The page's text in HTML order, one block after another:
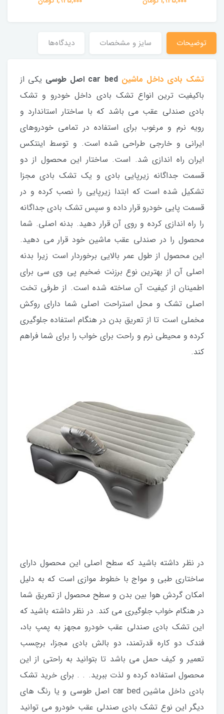
توضیحات سایز و مشخصات دیدگاه‌ها
تشک بادی داخل ماشین car bed اصل طوسی
یکی از
باکیفیت ترین انواع تشک بادی داخل خودرو و تشک
بادی صندلی عقب می باشد که با ساختار استاندارد و
رویه نرم و مرغوب برای استفاده در تمامی خودروهای
ایرانی و خارجی طراحی شده است. و توسط اینتکس
ایران راه اندازی شد. است. ساختار این محصول از دو
قسمت جداگانه زیرپایی بادی و یک تشک بادی مجزا
تشکیل شده است که ابتدا زیرپایی را نصب کرده و در
قسمت پایی خودرو قرار داده و سپس تشک بادی جداگانه
را راه اندازی کرده و روی آن قرار دهید. بدنه اصلی. شما
محصول را در صندلی عقب ماشین خود قرار می دهید.
این محصول از طول عمر بالایی برخوردار است زیرا بدنه
اصلی آن از بهترین نوع برزنت ضخیم پی وی سی برای
اطمینان از کیفیت آن ساخته شده است. از طرفی تخت
اصلی تشک و محل استراحت اصلی شما دارای روکش
مخملی است تا از تعریق بدن در هنگام استفاده جلوگیری
کرده و محیطی نرم و راحت برای خواب را برای شما فراهم
کند.
در نظر داشته باشید که سطح اصلی این محصول دارای
ساختاری طبی و مواج با خطوط موازی است که به دلیل
امکان گردش هوا بین بدن و سطح محصول از تعریق شما
در هنگام خواب جلوگیری می کند. در نظر داشته باشید که
این تشک بادی صندلی عقب خودرو مجهز به پمپ باد،
فندک دو کاره قدرتمند، دو بالش بادی مجزا، برچسب
تعمیر و کیف حمل می باشد تا بتوانید به راحتی از این
محصول استفاده کرده و لذت ببرید. . . برای خرید تشک
بادی داخل ماشین car bed اصل طوسی و یا رنگ های
دیگر این نوع تشک بادی صندلی عقب خودرو می توانید